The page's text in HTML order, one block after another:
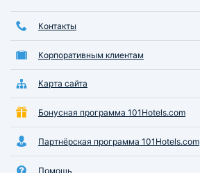
Контакты
Корпоративным клиентам
Карта сайта
Бонусная программа 101Hotels.com
Партнёрская программа 101Hotels.com
Помощь